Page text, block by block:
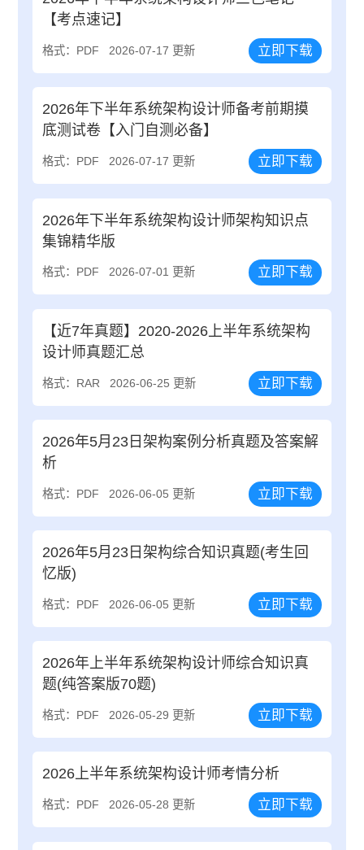
【考点速记】
格式：PDF 2026-07-17 更新 立即下载
2026年下半年系统架构设计师备考前期摸
底测试卷【入门自测必备】
格式：PDF 2026-07-17 更新 立即下载
2026年下半年系统架构设计师架构知识点
集锦精华版
格式：PDF 2026-07-01 更新 立即下载
【近7年真题】2020-2026上半年系统架构
设计师真题汇总
格式：RAR 2026-06-25 更新 立即下载
2026年5月23日架构案例分析真题及答案解
析
格式：PDF 2026-06-05 更新 立即下载
2026年5月23日架构综合知识真题(考生回
忆版)
格式：PDF 2026-06-05 更新 立即下载
2026年上半年系统架构设计师综合知识真
题(纯答案版70题)
格式：PDF 2026-05-29 更新 立即下载
2026上半年系统架构设计师考情分析
格式：PDF 2026-05-28 更新 立即下载